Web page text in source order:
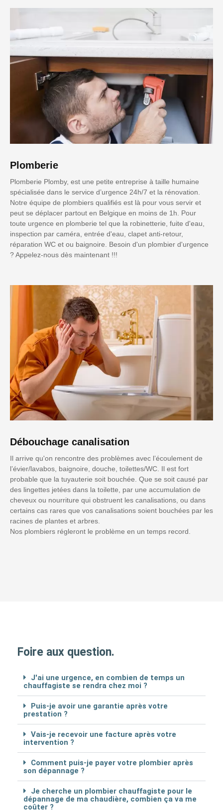
Plomberie
Plomberie Plomby, est une petite entreprise à taille humaine
spécialisée dans le service d’urgence 24h/7 et la rénovation.
Notre équipe de plombiers qualifiés est là pour vous servir et
peut se déplacer partout en Belgique en moins de 1h. Pour
toute urgence en plomberie tel que la robinetterie, fuite d'eau,
inspection par caméra, entrée d'eau, clapet anti-retour,
réparation WC et ou baignoire. Besoin d'un plombier d'urgence
? Appelez-nous dès maintenant !!!
Débouchage canalisation
Il arrive qu'on rencontre des problèmes avec l’écoulement de
l’évier/lavabos, baignoire, douche, toilettes/WC. Il est fort
probable que la tuyauterie soit bouchée. Que se soit causé par
des lingettes jetées dans la toilette, par une accumulation de
cheveux ou nourriture qui obstruent les canalisations, ou dans
certains cas rares que vos canalisations soient bouchées par les
racines de plantes et arbres.
Nos plombiers régleront le problème en un temps record.
Foire aux question.
J'ai une urgence, en combien de temps un
chauffagiste se rendra chez moi ?
Puis-je avoir une garantie après votre
prestation ?
Vais-je recevoir une facture après votre
intervention ?
Comment puis-je payer votre plombier après
son dépannage ?
Je cherche un plombier chauffagiste pour le
dépannage de ma chaudière, combien ça va me
coûter ?